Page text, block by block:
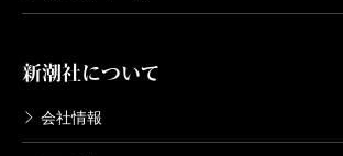
新潮社について
会社情報